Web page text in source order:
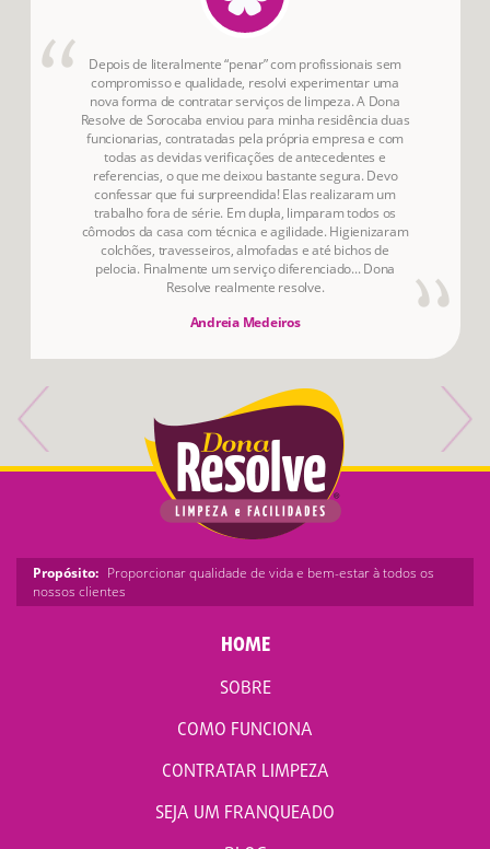
Depois de literalmente “penar” com profissionais sem
compromisso e qualidade, resolvi experimentar uma
nova forma de contratar serviços de limpeza. A Dona
Resolve de Sorocaba enviou para minha residência duas
funcionarias, contratadas pela própria empresa e com
todas as devidas verificações de antecedentes e
referencias, o que me deixou bastante segura. Devo
confessar que fui surpreendida! Elas realizaram um
trabalho fora de série. Em dupla, limparam todos os
cômodos da casa com técnica e agilidade. Higienizaram
colchões, travesseiros, almofadas e até bichos de
pelocia. Finalmente um serviço diferenciado... Dona
Resolve realmente resolve.
Andreia Medeiros
Propósito: Proporcionar qualidade de vida e bem-estar à todos os
nossos clientes
HOME
SOBRE
COMO FUNCIONA
CONTRATAR LIMPEZA
SEJA UM FRANQUEADO